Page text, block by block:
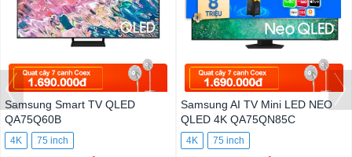
Samsung Smart TV QLED
QA75Q60B
4K 75 inch
Samsung AI TV Mini LED NEO
QLED 4K QA75QN85C
4K 75 inch